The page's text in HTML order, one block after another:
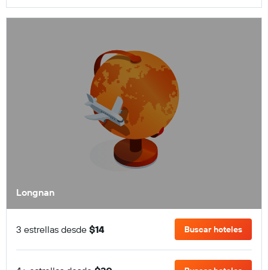
Longnan
3 estrellas desde $14 Buscar hoteles